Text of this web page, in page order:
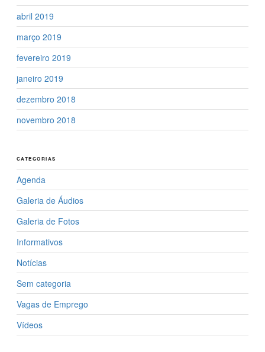
abril 2019
março 2019
fevereiro 2019
janeiro 2019
dezembro 2018
novembro 2018
CATEGORIAS
Agenda
Galeria de Áudios
Galeria de Fotos
Informativos
Notícias
Sem categoria
Vagas de Emprego
Vídeos